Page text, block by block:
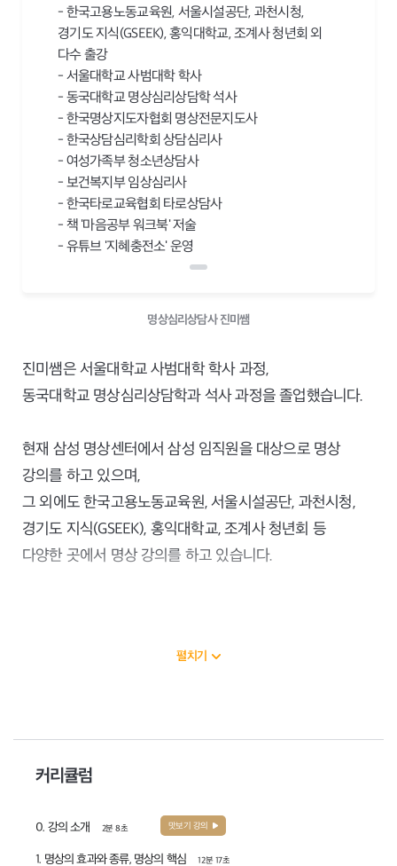
- 한국고용노동교육원, 서울시설공단, 과천시청,
경기도 지식(GSEEK), 홍익대학교, 조계사 청년회 외
다수 출강
- 서울대학교 사범대학 학사
- 동국대학교 명상심리상담학 석사
- 한국명상지도자협회 명상전문지도사
- 한국상담심리학회 상담심리사
- 여성가족부 청소년상담사
- 보건복지부 임상심리사
- 한국타로교육협회 타로상담사
- 책 '마음공부 워크북' 저술
- 유튜브 '지혜충전소' 운영
명상심리상담사 진미쌤
진미쌤은 서울대학교 사범대학 학사 과정,
동국대학교 명상심리상담학과 석사 과정을 졸업했습니다.
현재 삼성 명상센터에서 삼성 임직원을 대상으로 명상
강의를 하고 있으며,
그 외에도 한국고용노동교육원, 서울시설공단, 과천시청,
경기도 지식(GSEEK), 홍익대학교, 조계사 청년회 등
다양한 곳에서 명상 강의를 하고 있습니다.
책 <마음공부 워크북>
펼치기
커리큘럼
0. 강의 소개 2분 8초 맛보기 강의
1. 명상의 효과와 종류, 명상의 핵심 12분 17초